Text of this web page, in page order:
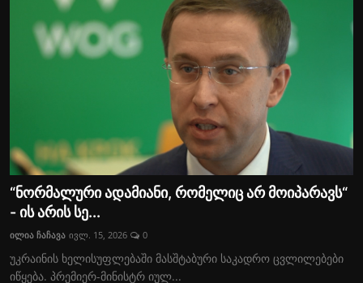
“ნორმალური ადამიანი, რომელიც არ მოიპარავს“
- ის არის სე...
ილია ჩაჩავა ივლ. 15, 2026 0
უკრაინის ხელისუფლებაში მასშტაბური საკადრო ცვლილებები
იწყება. პრემიერ-მინისტრ იულ...